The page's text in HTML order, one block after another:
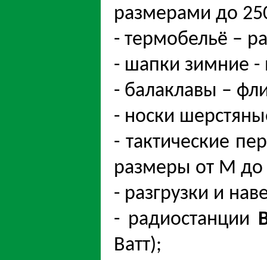
размерами до
- термобельё –
- шапки зимние -
- балаклавы –
- носки
- тактические
размеры от М до
- разгрузки и
- радиостанции
Ватт);